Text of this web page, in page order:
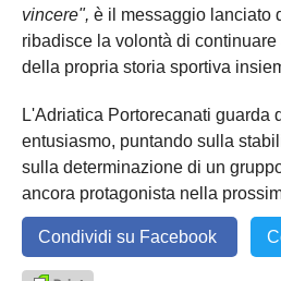
vincere", è il messaggio lanciato
ribadisce la volontà di
della propria storia sportiva
L'Adriatica Portorecanati guarda
entusiasmo, puntando sulla
sulla determinazione di un
ancora protagonista nella
Condividi su Facebook